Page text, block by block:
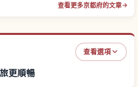
查看更多京都府的文章→
查看選項
更順暢